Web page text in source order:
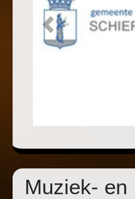
Muziek- en